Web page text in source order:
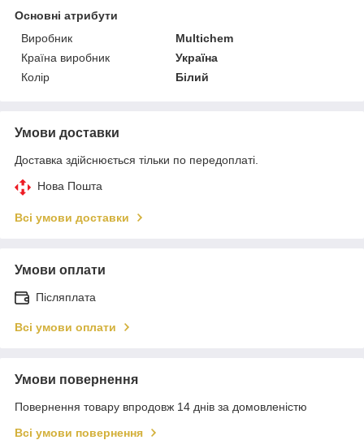
Основні атрибути
Виробник
Multichem
Країна виробник
Україна
Колір
Білий
Умови доставки
Доставка здійснюється тільки по передоплаті.
Нова Пошта
Всі умови доставки
Умови оплати
Післяплата
Всі умови оплати
Умови повернення
Повернення товару впродовж 14 днів за домовленістю
Всі умови повернення